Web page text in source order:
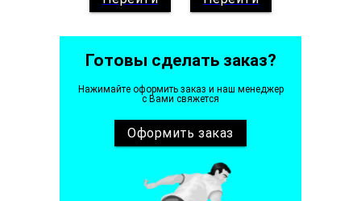
Готовы сделать заказ?
Нажимайте оформить заказ и наш менеджер
с Вами свяжется
Оформить заказ